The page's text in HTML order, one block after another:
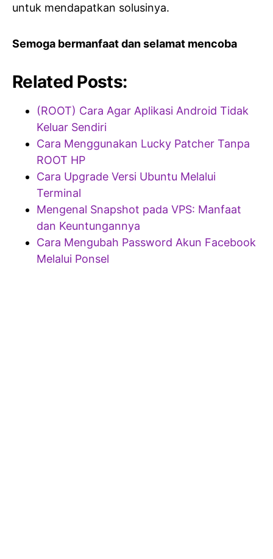
untuk mendapatkan solusinya.
Semoga bermanfaat dan selamat mencoba
Related Posts:
(ROOT) Cara Agar Aplikasi Android Tidak
Keluar Sendiri
Cara Menggunakan Lucky Patcher Tanpa
ROOT HP
Cara Upgrade Versi Ubuntu Melalui
Terminal
Mengenal Snapshot pada VPS: Manfaat
dan Keuntungannya
Cara Mengubah Password Akun Facebook
Melalui Ponsel